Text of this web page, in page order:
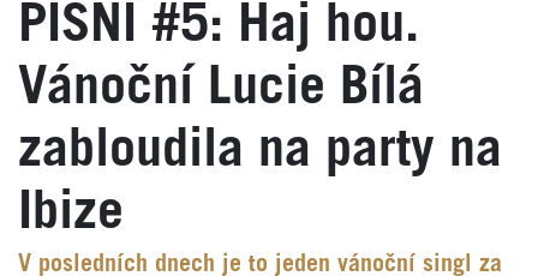
PÍSNÍ #5: Haj hou.
Vánoční Lucie Bílá
zabloudila na party na
Ibize
V posledních dnech je to jeden vánoční singl za